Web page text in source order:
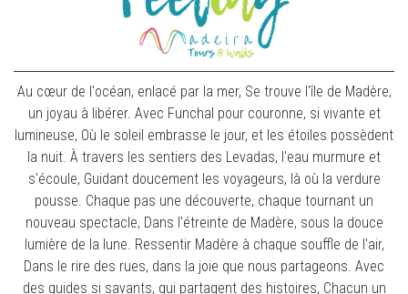
Au cœur de l'océan, enlacé par la mer, Se trouve l'île de Madère,
un joyau à libérer. Avec Funchal pour couronne, si vivante et
lumineuse, Où le soleil embrasse le jour, et les étoiles possèdent
la nuit. À travers les sentiers des Levadas, l'eau murmure et
s'écoule, Guidant doucement les voyageurs, là où la verdure
pousse. Chaque pas une découverte, chaque tournant un
nouveau spectacle, Dans l'étreinte de Madère, sous la douce
lumière de la lune. Ressentir Madère à chaque souffle de l'air,
Dans le rire des rues, dans la joie que nous partageons. Avec
des guides si savants, qui partagent des histoires, Chacun un